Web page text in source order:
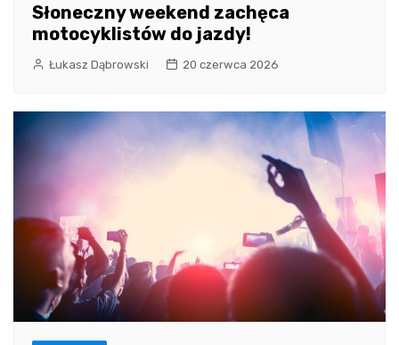
Słoneczny weekend zachęca
motocyklistów do jazdy!
Łukasz Dąbrowski 20 czerwca 2026